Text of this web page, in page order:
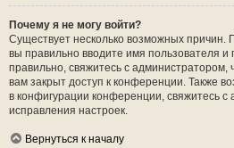
Почему я не могу войти?
Существует несколько возможных причин.
вы правильно вводите имя пользователя
правильно, свяжитесь с администратором,
вам закрыт доступ к конференции. Также
в конфигурации конференции, свяжитесь с
исправления настроек.
Вернуться к началу